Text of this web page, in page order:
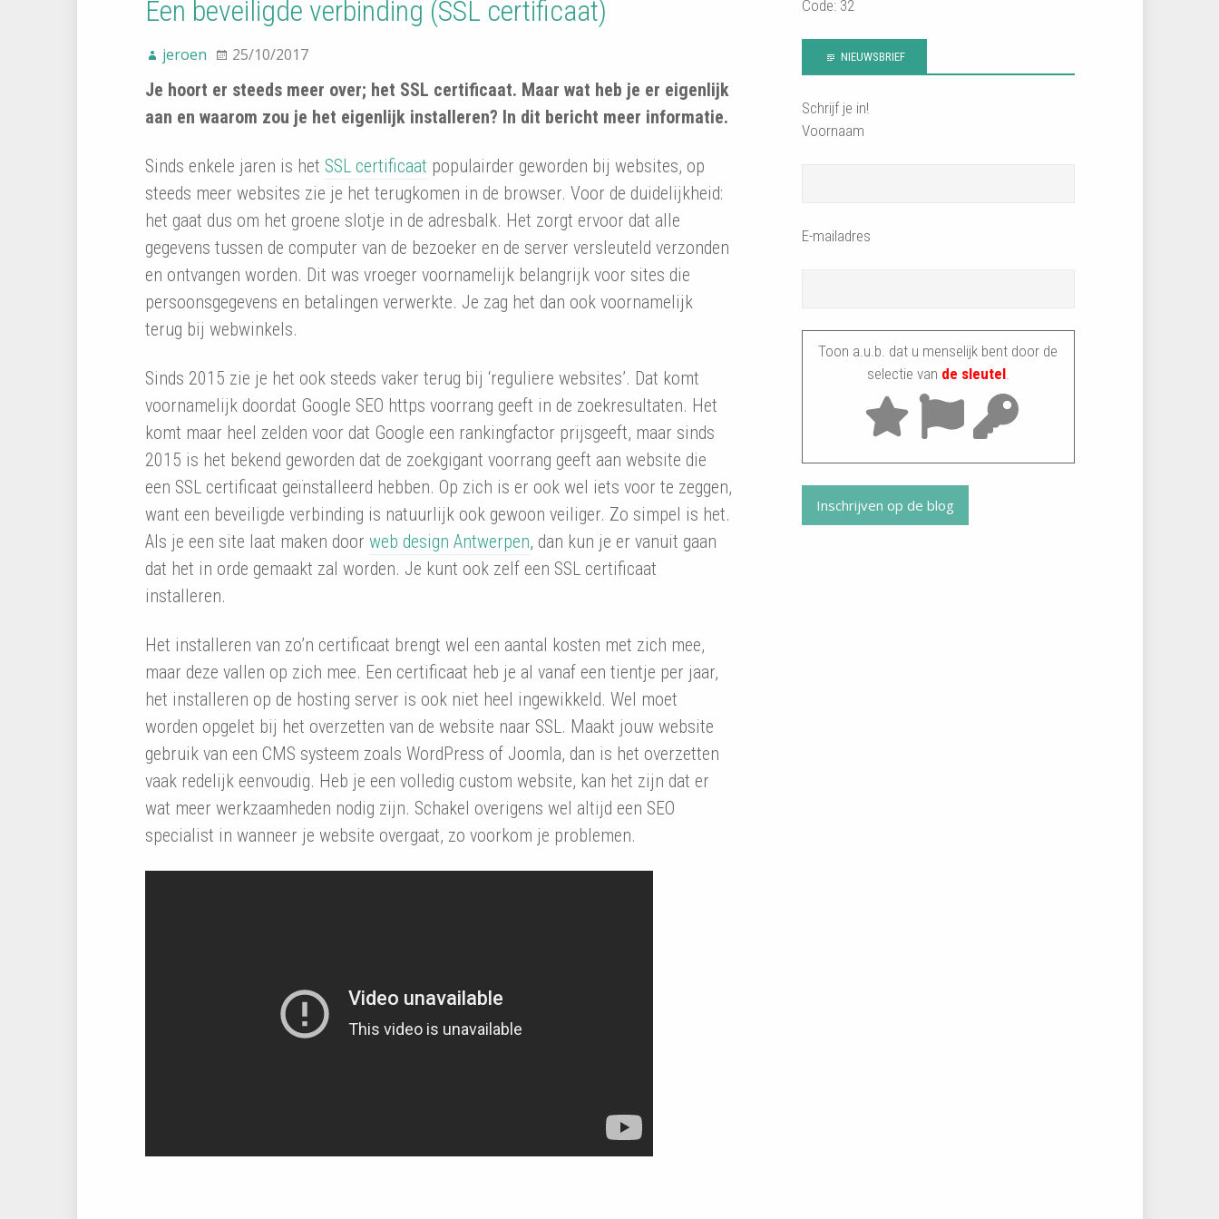
Een beveiligde verbinding (SSL certificaat)
jeroen 25/10/2017
Je hoort er steeds meer over; het SSL certificaat. Maar wat heb je er eigenlijk
aan en waarom zou je het eigenlijk installeren? In dit bericht meer informatie.
Sinds enkele jaren is het SSL certificaat populairder geworden bij websites, op
steeds meer websites zie je het terugkomen in de browser. Voor de duidelijkheid:
het gaat dus om het groene slotje in de adresbalk. Het zorgt ervoor dat alle
gegevens tussen de computer van de bezoeker en de server versleuteld verzonden
en ontvangen worden. Dit was vroeger voornamelijk belangrijk voor sites die
persoonsgegevens en betalingen verwerkte. Je zag het dan ook voornamelijk
terug bij webwinkels.
Sinds 2015 zie je het ook steeds vaker terug bij ‘reguliere websites’. Dat komt
voornamelijk doordat Google SEO https voorrang geeft in de zoekresultaten. Het
komt maar heel zelden voor dat Google een rankingfactor prijsgeeft, maar sinds
2015 is het bekend geworden dat de zoekgigant voorrang geeft aan website die
een SSL certificaat geïnstalleerd hebben. Op zich is er ook wel iets voor te zeggen,
want een beveiligde verbinding is natuurlijk ook gewoon veiliger. Zo simpel is het.
Als je een site laat maken door web design Antwerpen, dan kun je er vanuit gaan
dat het in orde gemaakt zal worden. Je kunt ook zelf een SSL certificaat
installeren.
Het installeren van zo’n certificaat brengt wel een aantal kosten met zich mee,
maar deze vallen op zich mee. Een certificaat heb je al vanaf een tientje per jaar,
het installeren op de hosting server is ook niet heel ingewikkeld. Wel moet
worden opgelet bij het overzetten van de website naar SSL. Maakt jouw website
gebruik van een CMS systeem zoals WordPress of Joomla, dan is het overzetten
vaak redelijk eenvoudig. Heb je een volledig custom website, kan het zijn dat er
wat meer werkzaamheden nodig zijn. Schakel overigens wel altijd een SEO
specialist in wanneer je website overgaat, zo voorkom je problemen.
Code: 32
NIEUWSBRIEF
Schrijf je in!
Voornaam
E-mailadres
Toon a.u.b. dat u menselijk bent door de
selectie van de sleutel.